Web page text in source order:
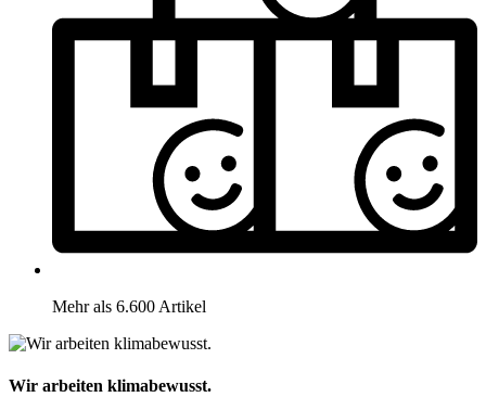
Mehr als 6.600 Artikel
Wir arbeiten klimabewusst.